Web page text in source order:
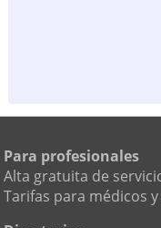
Para profesionales
Alta gratuita de
Tarifas para médicos